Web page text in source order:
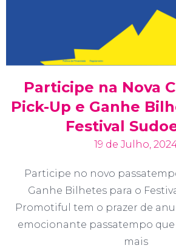
Participe na Nova
Pick-Up e Ganhe
Festival
19 de Julho,
Participe no novo
Ganhe Bilhetes para o
Promotiful tem o prazer de
emocionante passatempo que
mais